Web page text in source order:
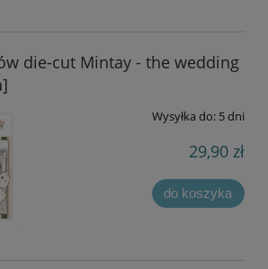
die-cut Mintay - the wedding
Wysyłka do: 5 dni
29,90 zł
do koszyka